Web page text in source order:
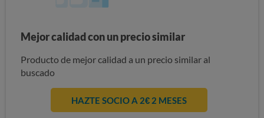
Mejor calidad con un precio similar
Producto de mejor calidad a un precio similar al
buscado
HAZTE SOCIO A 2€ 2 MESES